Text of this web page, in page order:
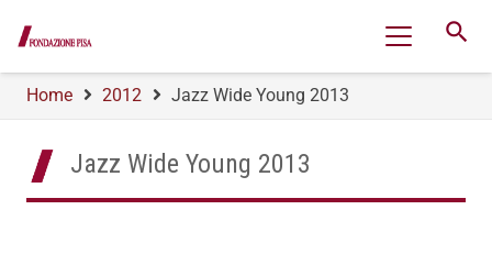
search
Home 2012 Jazz Wide Young 2013
Jazz Wide Young 2013